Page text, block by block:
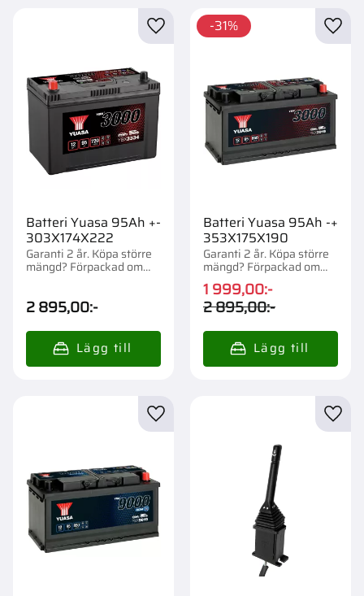
Batteri Yuasa 95Ah +-
303X174X222
Garanti 2 år. Köpa större
mängd? Förpackad om
2 895,00:-
Lägg till i favoriter
Batteri Yuasa 95Ah -+
353X175X190
Garanti 2 år. Köpa större
mängd? Förpackad om
1/36 st.
1 999,00:-
2 895,00:-
31%
Lägg till i favoriter